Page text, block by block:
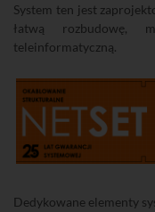
System ten jest
łatwą rozbudowę,
teleinformatyczną.
Dedykowane elementy